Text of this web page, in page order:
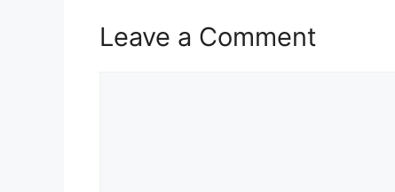
Leave a Comment